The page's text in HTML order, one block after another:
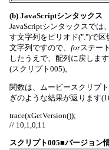
(b) JavaScriptシンタックス
JavaScriptシンタックスでは、
す文字列をピリオド(".")で
文字列ですので、 forステー
したうえで、配列に戻しま
(スクリプト005)。
関数は、ムービースクリプ
ぎのような結果が返ります
trace(xGetVersion());
// 10,1,0,11
スクリプト005■バージョン